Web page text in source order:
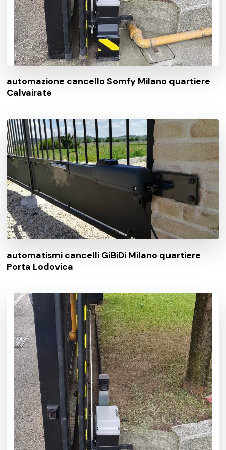
automazione cancello Somfy Milano quartiere
Calvairate
automatismi cancelli GiBiDi Milano quartiere
Porta Lodovica